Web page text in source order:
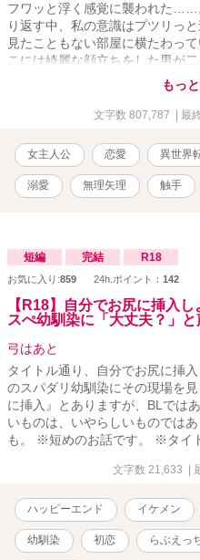
フワッと浮く感覚に襲われた……
り返す中、私の意識はプツリっ
見たこともない部屋に横たわっ
こには綺麗な顔立ちをした男が
********************* ※27話で第一
結致します。 ※162話で第三章
結致します。 ※356話で第五章
ておりました、〇〇×私の連載版
導士×私・ヤンデレ騎士×私・年
もわかるようになっております
くお願いいたします。 ※無理矢
もっ
文字数 807,787 | 最
女主人公 恋愛 異世界
溺愛 無理矢理 触手
短編 完結 R18
お気に入り:859 24h.ポイント： 142
【R18】自分でお尻に挿入
スぺ幼馴染に「大丈夫？」
弓はあと
タイトル通り、自分でお尻に挿
のスパダリ幼馴染にその現場を
に挿入』とありますが、BLでは
いものは、いやらしいものでは
も。 ※短めのお話です。 ※タイ
文字数 21,633 |
ハッピーエンド イケメン
幼馴染 初恋 らぶえっ